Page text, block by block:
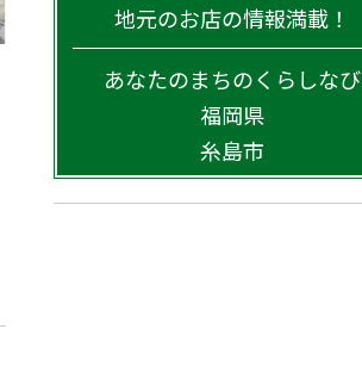
地元のお店の情報満載！
あなたのまちのくらしなび
福岡県
糸島市